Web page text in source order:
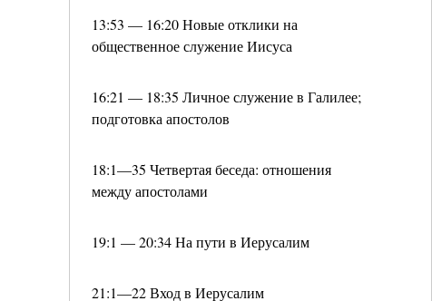
13:53 — 16:20 Новые отклики на
общественное служение Иисуса
16:21 — 18:35 Личное служение в Галилее;
подготовка апостолов
18:1—35 Четвертая беседа: отношения
между апостолами
19:1 — 20:34 На пути в Иерусалим
21:1—22 Вход в Иерусалим